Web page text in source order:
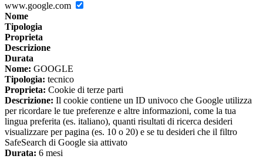
www.google.com
Nome
Tipologia
Proprieta
Descrizione
Durata
Nome: GOOGLE
Tipologia: tecnico
Proprieta: Cookie di terze parti
Descrizione: Il cookie contiene un ID univoco che Google utilizza
per ricordare le tue preferenze e altre informazioni, come la tua
lingua preferita (es. italiano), quanti risultati di ricerca desideri
visualizzare per pagina (es. 10 o 20) e se tu desideri che il filtro
SafeSearch di Google sia attivato
Durata: 6 mesi